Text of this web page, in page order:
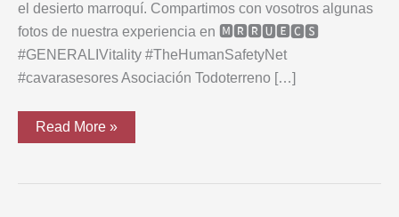
el desierto marroquí. Compartimos con vosotros algunas
fotos de nuestra experiencia en 🅼🆁🆁🆄🅴🅲🆂
#GENERALIVitality #TheHumanSafetyNet
#cavarasesores Asociación Todoterreno […]
CAVAR
ASESORES
la
Read More »